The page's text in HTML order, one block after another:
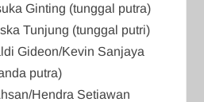
Ginting (tunggal putra)
Tunjung (tunggal putri)
Gideon/Kevin Sanjaya
putra)
Hendra Setiawan